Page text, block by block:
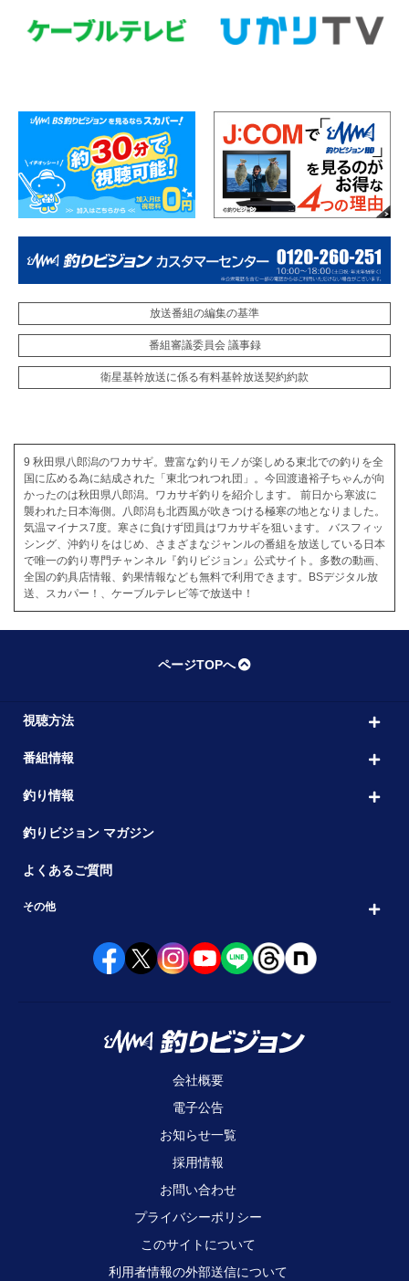
放送番組の編集の基準
番組審議委員会 議事録
衛星基幹放送に係る有料基幹放送契約約款
9 秋田県八郎潟のワカサギ。豊富な釣りモノが楽しめる東北での釣りを全
国に広める為に結成された「東北つれつれ団」。今回渡邉裕子ちゃんが向
かったのは秋田県八郎潟。ワカサギ釣りを紹介します。 前日から寒波に
襲われた日本海側。八郎潟も北西風が吹きつける極寒の地となりました。
気温マイナス7度。寒さに負けず団員はワカサギを狙います。 バスフィッ
シング、沖釣りをはじめ、さまざまなジャンルの番組を放送している日本
で唯一の釣り専門チャンネル『釣りビジョン』公式サイト。多数の動画、
全国の釣具店情報、釣果情報なども無料で利用できます。BSデジタル放
送、スカパー！、ケーブルテレビ等で放送中！
ページTOPへ
視聴方法
番組情報
釣り情報
釣りビジョン マガジン
よくあるご質問
その他
会社概要
電子公告
お知らせ一覧
採用情報
お問い合わせ
プライバシーポリシー
このサイトについて
利用者情報の外部送信について